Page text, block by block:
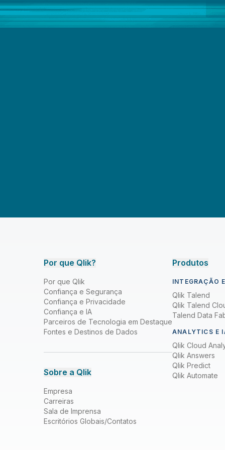
Por que Qlik?
Por que Qlik
Confiança e Segurança
Confiança e Privacidade
Confiança e IA
Parceiros de Tecnologia em Destaque
Fontes e Destinos de Dados
Sobre a Qlik
Empresa
Carreiras
Sala de Imprensa
Escritórios Globais/Contatos
Produtos
INTEGRAÇÃO
Qlik Talend
Qlik Talend
Talend Data
ANALYTICS E
Qlik Cloud
Qlik Answers
Qlik Predict
Qlik Automate